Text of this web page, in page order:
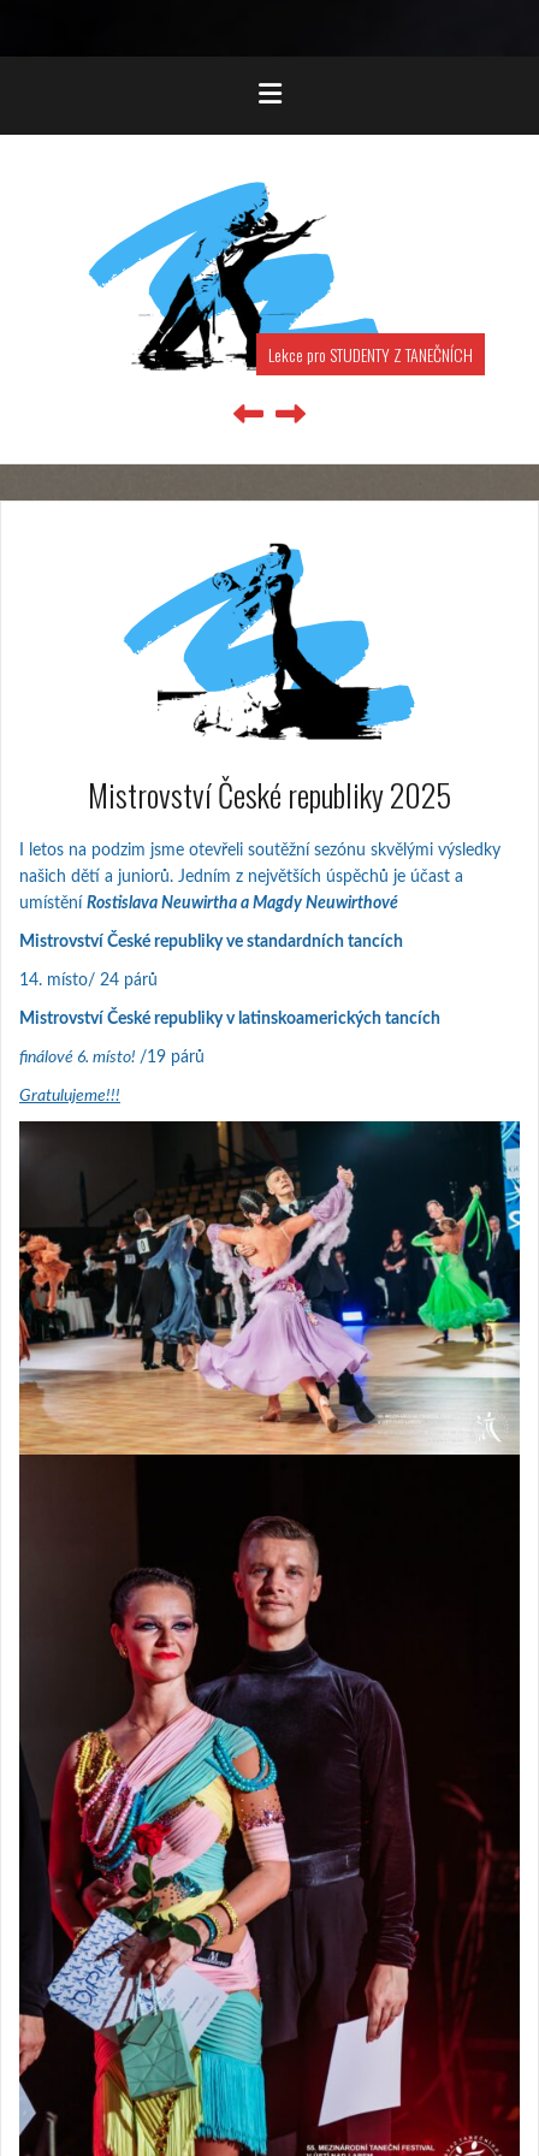
Lekce pro STUDENTY Z TANEČNÍCH
Mistrovství České republiky 2025
I letos na podzim jsme otevřeli soutěžní sezónu skvělými výsledky
našich dětí a juniorů. Jedním z největších úspěchů je účast a
umístění Rostislava Neuwirtha a Magdy Neuwirthové
Mistrovství České republiky ve standardních tancích
14. místo/ 24 párů
Mistrovství České republiky v latinskoamerických tancích
finálové 6. místo! /19 párů
Gratulujeme!!!